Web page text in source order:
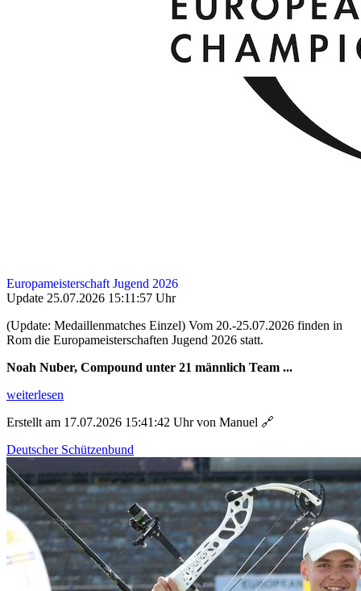
Europameisterschaft Jugend 2026
Update 25.07.2026 15:11:57 Uhr
(Update: Medaillenmatches Einzel) Vom 20.-25.07.2026 finden in
Rom die Europameisterschaften Jugend 2026 statt.
Noah Nuber, Compound unter 21 männlich Team ...
weiterlesen
Erstellt am 17.07.2026 15:41:42 Uhr von Manuel 🔗
Deutscher Schützenbund